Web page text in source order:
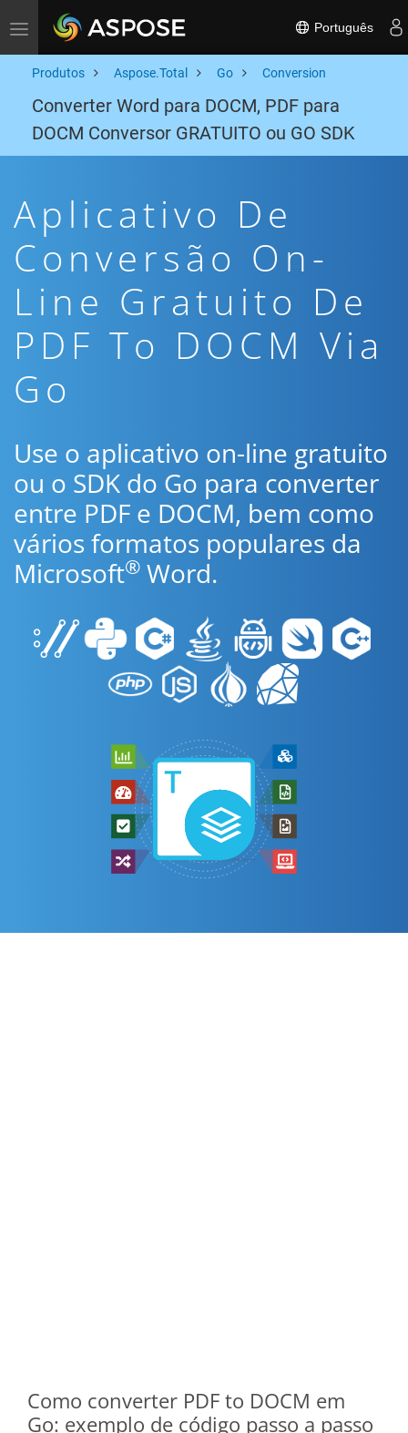
Toggle navigation Português
Produtos Aspose.Total Go Conversion
Converter Word para DOCM, PDF para
DOCM Conversor GRATUITO ou GO SDK
Aplicativo De
Conversão On-
Line Gratuito De
PDF To DOCM Via
Go
Use o aplicativo on-line gratuito
ou o SDK do Go para converter
entre PDF e DOCM, bem como
vários formatos populares da
Microsoft® Word.
Como converter PDF to DOCM em
Go: exemplo de código passo a passo